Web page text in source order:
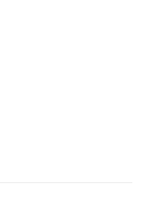
в красивом тубусе